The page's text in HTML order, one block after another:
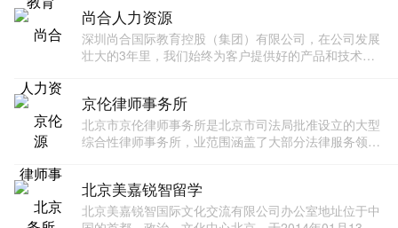
尚合人力资源
深圳尚合国际教育控股（集团）有限公司，在公司发展
壮大的3年里，我们始终为客户提供好的产品和技术支
京伦律师事务所
北京市京伦律师事务所是北京市司法局批准设立的大型
综合性律师事务所，业范围涵盖了大部分法律服务领
北京美嘉锐智留学
北京美嘉锐智国际文化交流有限公司办公室地址位于中